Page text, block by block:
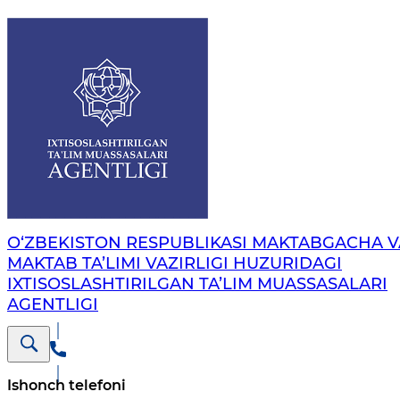
O‘ZBEKISTON RESPUBLIKASI MAKTABGACHA
MAKTAB TA’LIMI VAZIRLIGI HUZURIDAGI
IXTISOSLASHTIRILGAN TA’LIM MUASSASALARI
AGENTLIGI
Ishonch telefoni